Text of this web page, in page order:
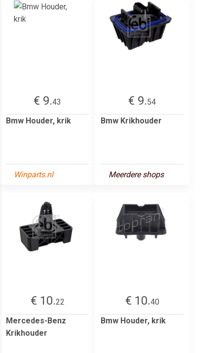
€ 9.43
Bmw Houder, krik
Winparts.nl
€ 9.54
Bmw Krikhouder
Meerdere shops
€ 10.22
Mercedes-Benz
Krikhouder
€ 10.40
Bmw Houder, krik